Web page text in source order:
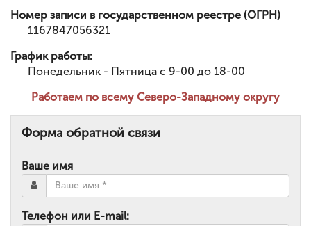
Номер записи в государственном реестре (ОГРН)
1167847056321
График работы:
Понедельник - Пятница с 9-00 до 18-00
Работаем по всему Северо-Западному округу
Форма обратной связи
Ваше имя
Телефон или E-mail: